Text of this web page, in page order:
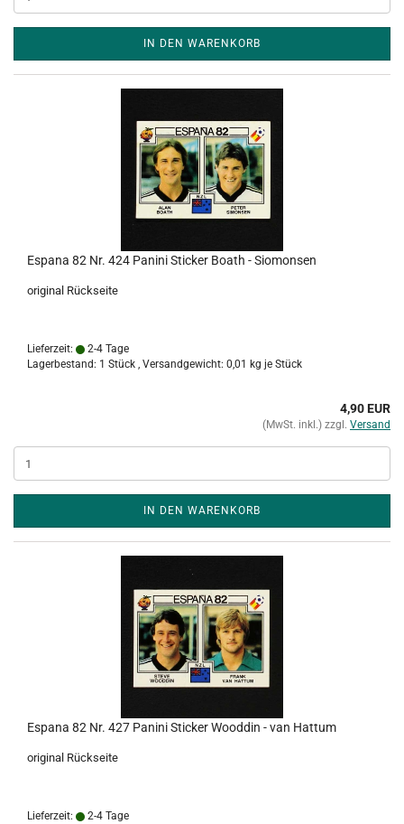
IN DEN WARENKORB
Espana 82 Nr. 424 Panini Sticker Boath - Siomonsen
original Rückseite
Lieferzeit:
2-4 Tage
Lagerbestand: 1 Stück , Versandgewicht: 0,01 kg je Stück
4,90 EUR
(MwSt. inkl.) zzgl. Versand
IN DEN WARENKORB
Espana 82 Nr. 427 Panini Sticker Wooddin - van Hattum
original Rückseite
Lieferzeit:
2-4 Tage